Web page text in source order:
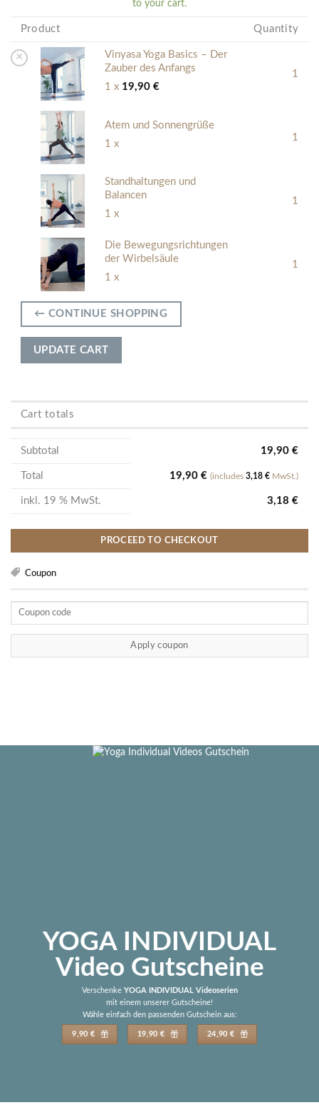
to your cart.
Product Quantity
×
Vinyasa Yoga Basics – Der
Zauber des Anfangs
1 x 19,90 €
1
Atem und Sonnengrüße
1 x
1
Standhaltungen und
Balancen
1 x
1
Die Bewegungsrichtungen
der Wirbelsäule
1 x
1
← CONTINUE SHOPPING
UPDATE CART
Cart totals
Subtotal 19,90€
Total 19,90€ (includes3,18€ MwSt.)
inkl. 19 % MwSt. 3,18€
PROCEED TO CHECKOUT
Coupon
YOGA INDIVIDUAL
Video Gutscheine
Verschenke YOGA INDIVIDUAL Videoserien
mit einem unserer Gutscheine!
Wähle einfach den passenden Gutschein aus:
9,90 € 19,90 € 24,90 €